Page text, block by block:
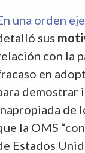
una orden
sus
con la
en
demostrar
de
la OMS
Estados